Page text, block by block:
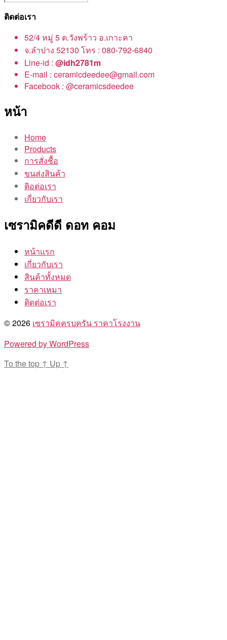
ติดต่อเรา
52/4 หมู่ 5 ต.วังพร้าว อ.เกาะคา
จ.ลำปาง 52130 โทร : 080-792-6840
Line-id : @idh2781m
E-mail : ceramicdeedee@gmail.com
Facebook : @ceramicsdeedee
หน้า
Home
Products
การสั่งชื้อ
ขนส่งสินค้า
ติอต่อเรา
เกี่ยวกับเรา
เซรามิคดีดี ดอท คอม
หน้าแรก
เกี่ยวกับเรา
สินค้าทั้งหมด
ราคาเหมา
ติดต่อเรา
© 2026 เซรามิคครบครัน ราคาโรงงาน
Powered by WordPress
To the top ↑ Up ↑